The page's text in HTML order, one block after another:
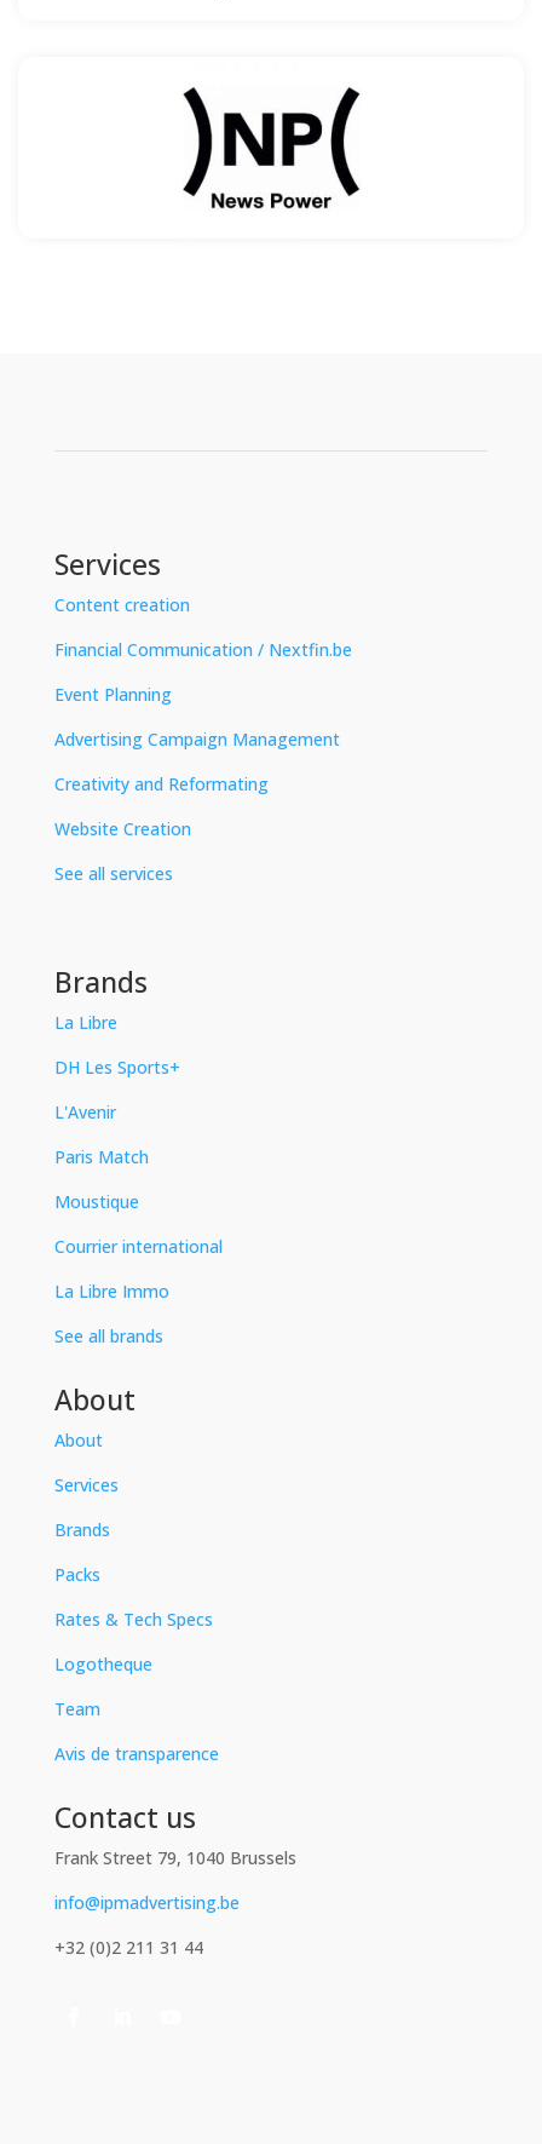
Services
Content creation
Financial Communication / Nextfin.be
Event Planning
Advertising Campaign Management
Creativity and Reformating
Website Creation
See all services
Brands
La Libre
DH Les Sports+
L'Avenir
Paris Match
Moustique
Courrier international
La Libre Immo
See all brands
About
About
Services
Brands
Packs
Rates & Tech Specs
Logotheque
Team
Avis de transparence
Contact us
Frank Street 79, 1040 Brussels
info@ipmadvertising.be
+32 (0)2 211 31 44